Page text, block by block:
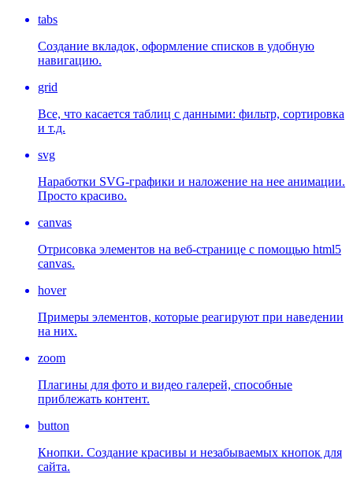
tabs
Создание вкладок, оформление списков в удобную
навигацию.
grid
Все, что касается таблиц с данными: фильтр, сортировка
и т.д.
svg
Наработки SVG-графики и наложение на нее анимации.
Просто красиво.
canvas
Отрисовка элементов на веб-странице с помощью html5
canvas.
hover
Примеры элементов, которые реагируют при наведении
на них.
zoom
Плагины для фото и видео галерей, способные
приблежать контент.
button
Кнопки. Создание красивы и незабываемых кнопок для
сайта.